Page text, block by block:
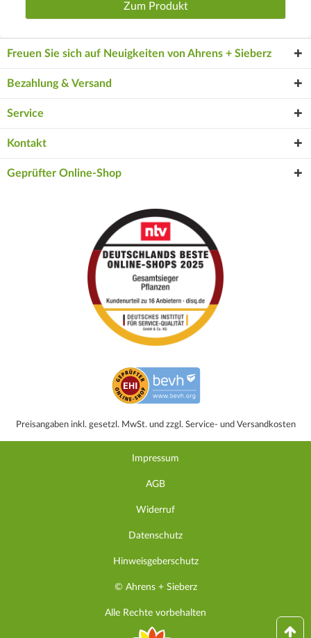
Zum Produkt
Freuen Sie sich auf Neuigkeiten von Ahrens + Sieberz
Bezahlung & Versand
Service
Kontakt
Geprüfter Online-Shop
Preisangaben inkl. gesetzl. MwSt. und zzgl. Service- und Versandkosten
Impressum
AGB
Widerruf
Datenschutz
Hinweisgeberschutz
© Ahrens + Sieberz
Alle Rechte vorbehalten